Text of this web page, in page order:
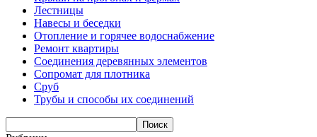
Лестницы
Навесы и беседки
Отопление и горячее водоснабжение
Ремонт квартиры
Соединения деревянных элементов
Сопромат для плотника
Сруб
Трубы и способы их соединений